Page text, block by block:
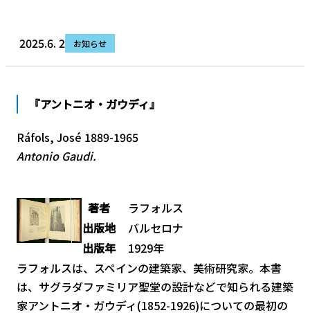
2025.6. 2 お知らせ
『アントニオ・ガウディ』
Ráfols, José 1889-1965
Antonio Gaudi.
著者
ラフォルス
出版地 バルセロナ
出版年 1929年
ラフォルスは、スペインの建築家、美術研究家。本書
は、サグラダファミリア聖堂の設計などで知られる建築
家アントニオ・ガウディ(1852-1926)についての最初の